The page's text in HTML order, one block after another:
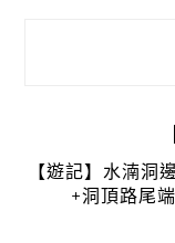
【遊記】水湳洞
+洞頂路尾